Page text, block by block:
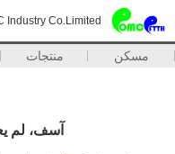
Industry Co.Limited
مسكن منتجات
آسف، لم